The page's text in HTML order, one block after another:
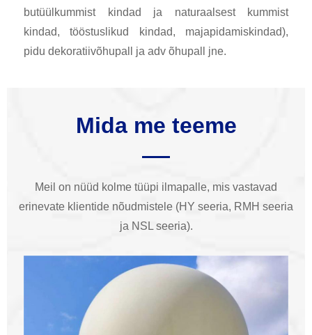
butüülkummist kindad ja naturaalsest kummist
kindad, tööstuslikud kindad, majapidamiskindad),
pidu dekoratiivõhupall ja adv õhupall jne.
Mida me teeme
Meil on nüüd kolme tüüpi ilmapalle, mis vastavad
erinevate klientide nõudmistele (HY seeria, RMH seeria
ja NSL seeria).